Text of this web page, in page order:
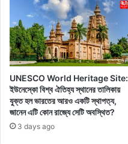
নে
নি
ন
বি
স্তা
রি
ত
কে
র
স্বা
স্থ্যে
র
জ
ন্য
এ
ক
UNESCO World Heritage Site:
ইউনেস্কো বিশ্ব ঐতিহ্য স্থানের তালিকায়
যুক্ত হল ভারতের আরও একটি স্থাপত্য,
জানেন এটি কোন রাজ্যে সেটি অবস্থিত?
3 days ago